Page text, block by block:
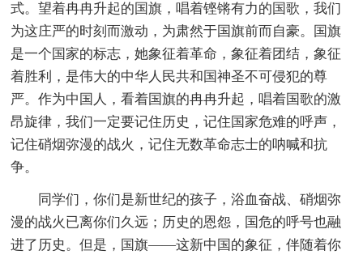
式。望着冉冉升起的国旗，唱着铿锵有力的国歌，我们
为这庄严的时刻而激动，为肃然于国旗前而自豪。国旗
是一个国家的标志，她象征着革命，象征着团结，象征
着胜利，是伟大的中华人民共和国神圣不可侵犯的尊
严。作为中国人，看着国旗的冉冉升起，唱着国歌的激
昂旋律，我们一定要记住历史，记住国家危难的呼声，
记住硝烟弥漫的战火，记住无数革命志士的呐喊和抗
争。
同学们，你们是新世纪的孩子，浴血奋战、硝烟弥
漫的战火已离你们久远；历史的恩怨，国危的呼号也融
进了历史。但是，国旗——这新中国的象征，伴随着你